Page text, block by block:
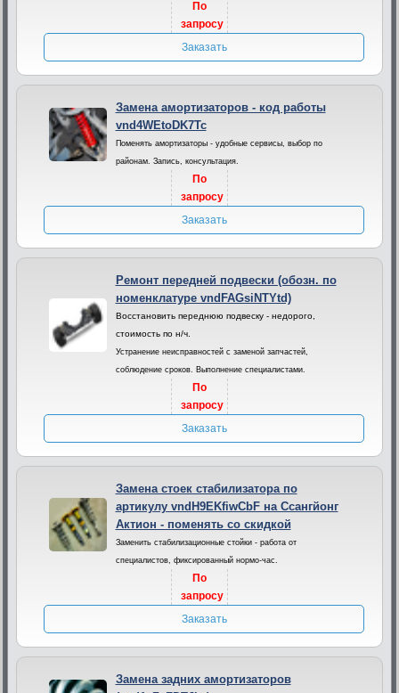
По
запросу
Заказать
Замена амортизаторов - код работы
vnd4WEtoDK7Tc
Поменять амортизаторы - удобные сервисы, выбор по
районам. Запись, консультация.
По
запросу
Заказать
Ремонт передней подвески (обозн. по
номенклатуре vndFAGsiNTYtd)
Восстановить переднюю подвеску - недорого,
стоимость по н/ч.
Устранение неисправностей с заменой запчастей,
соблюдение сроков. Выполнение специалистами.
По
запросу
Заказать
Замена стоек стабилизатора по
артикулу vndH9EKfiwCbF на Ссангйонг
Актион - поменять со скидкой
Заменить стабилизационные стойки - работа от
специалистов, фиксированный нормо-час.
По
запросу
Заказать
Замена задних амортизаторов